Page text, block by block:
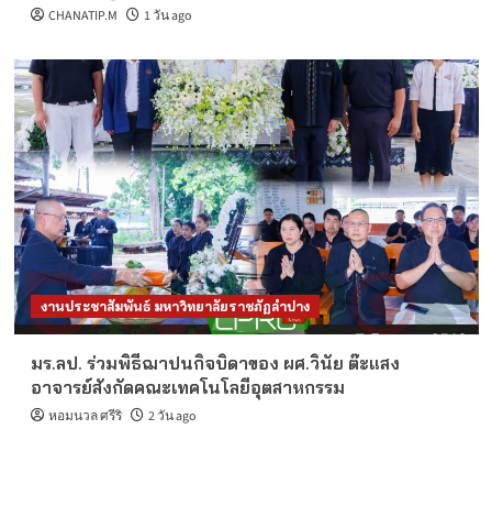
CHANATIP.M 1 วัน ago
งานประชาสัมพันธ์ มหาวิทยาลัยราชภัฏลำปาง
มร.ลป. ร่วมพิธีฌาปนกิจบิดาของ ผศ.วินัย ต๊ะแสง
อาจารย์สังกัดคณะเทคโนโลยีอุตสาหกรรม
หอมนวล ศรีริ 2 วัน ago